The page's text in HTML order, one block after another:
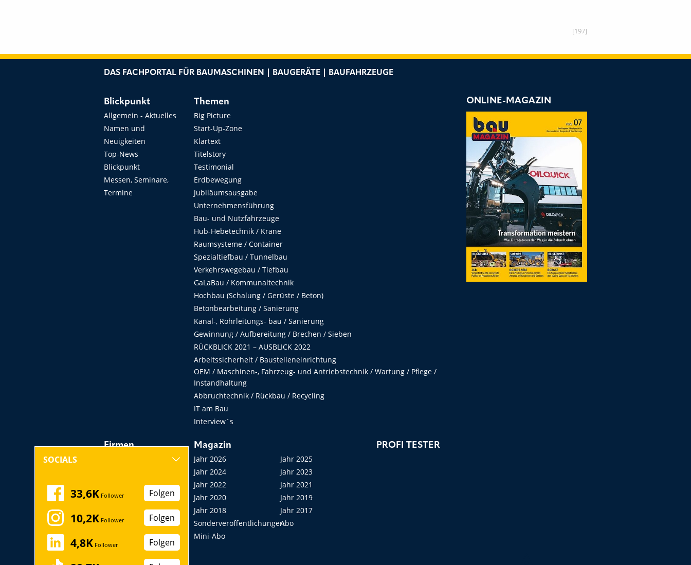
[197]
DAS FACHPORTAL FÜR BAUMASCHINEN | BAUGERÄTE | BAUFAHRZEUGE
Blickpunkt
Allgemein - Aktuelles
Namen und
Neuigkeiten
Top-News
Blickpunkt
Messen, Seminare,
Termine
Themen
Big Picture
Start-Up-Zone
Klartext
Titelstory
Testimonial
Erdbewegung
Jubiläumsausgabe
Unternehmensführung
Bau- und Nutzfahrzeuge
Hub-Hebetechnik / Krane
Raumsysteme / Container
Spezialtiefbau / Tunnelbau
Verkehrswegebau / Tiefbau
GaLaBau / Kommunaltechnik
Hochbau (Schalung / Gerüste / Beton)
Betonbearbeitung / Sanierung
Kanal-, Rohrleitungs- bau / Sanierung
Gewinnung / Aufbereitung / Brechen / Sieben
RÜCKBLICK 2021 – AUSBLICK 2022
Arbeitssicherheit / Baustelleneinrichtung
OEM / Maschinen-, Fahrzeug- und Antriebstechnik / Wartung / Pflege /
Instandhaltung
Abbruchtechnik / Rückbau / Recycling
IT am Bau
Interview´s
Firmen
Messen, Seminare,
Kongresse
Startup
Magazin
Jahr 2026
Jahr 2025
Jahr 2024
Jahr 2023
Jahr 2022
Jahr 2021
Jahr 2020
Jahr 2019
Jahr 2018
Jahr 2017
SonderveröffentlichungenAbo
Mini-Abo
PROFI TESTER
ONLINE-MAGAZIN
SOCIALS
33,6K Follower Folgen
10,2K Follower Folgen
4,8K Follower Folgen